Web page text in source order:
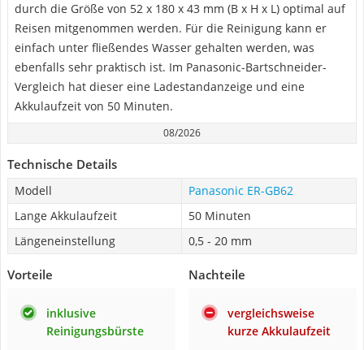
durch die Größe von 52 x 180 x 43 mm (B x H x L) optimal auf
Reisen mitgenommen werden. Für die Reinigung kann er
einfach unter fließendes Wasser gehalten werden, was
ebenfalls sehr praktisch ist. Im Panasonic-Bartschneider-
Vergleich hat dieser eine Ladestandanzeige und eine
Akkulaufzeit von 50 Minuten.
08/2026
Technische Details
Modell
Panasonic ER-GB62
Lange Akkulaufzeit
50 Minuten
Längeneinstellung
0,5 - 20 mm
Vorteile
inklusive
Reinigungsbürste
Nachteile
vergleichsweise
kurze Akkulaufzeit